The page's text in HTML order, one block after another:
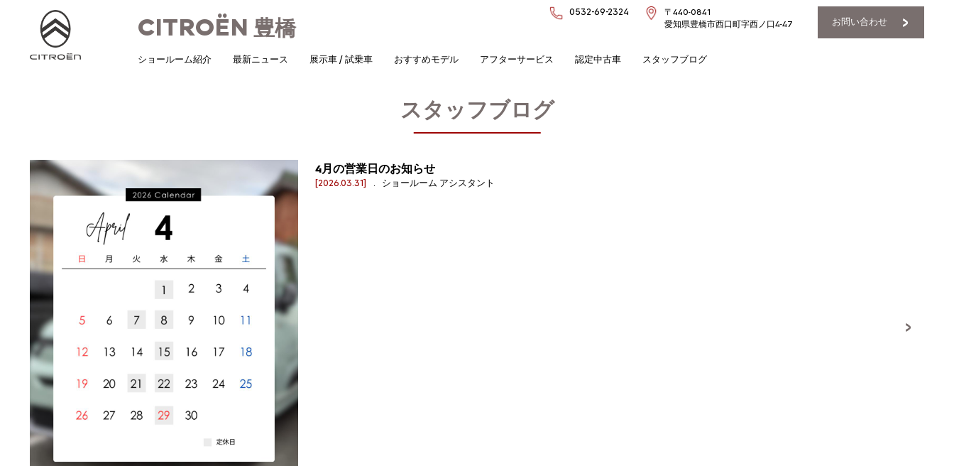
CITROËN 豊橋
0532-69-2324
〒440-0841
愛知県豊橋市西口町字西ノ口4-47
お問い合わせ
ショールーム紹介 最新ニュース 展示車 / 試乗車 おすすめモデル アフターサービス 認定中古車 スタッフブログ
スタッフブログ
4月の営業日のお知らせ
[2026.03.31] . ショールーム アシスタント